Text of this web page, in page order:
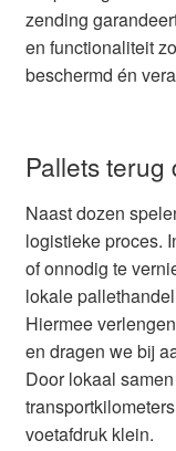
zending
en functionaliteit
beschermd én
Pallets terug
Naast dozen
logistieke proces.
of onnodig te
lokale
Hiermee
en dragen we bij
Door lokaal
voetafdruk klein.